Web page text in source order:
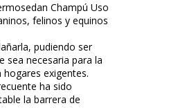
Champú Uso
felinos y equinos
pudiendo ser
sea necesaria para la
exigentes.
ha sido
la barrera de